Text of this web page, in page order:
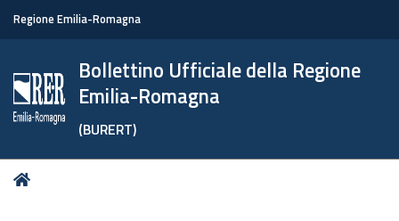
Regione Emilia-Romagna
Bollettino Ufficiale della Regione
Emilia-Romagna
(BURERT)
Tu